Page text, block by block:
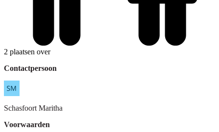
2 plaatsen over
Contactpersoon
Schasfoort Maritha
Voorwaarden